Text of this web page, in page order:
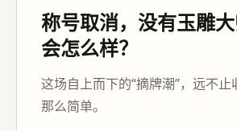
称号取消，没有玉雕
会怎么样？
这场自上而下的“摘牌潮”，远不止
那么简单。